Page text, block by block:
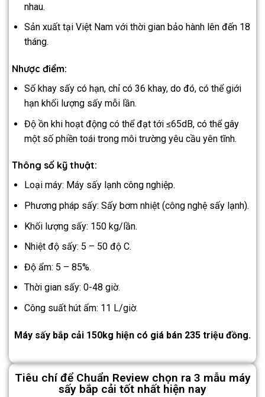
nhau.
Sản xuất tại Việt Nam với thời gian bảo hành lên đến 18
tháng.
Nhược điểm:
Số khay sấy có hạn, chỉ có 36 khay, do đó, có thể giới
hạn khối lượng sấy mỗi lần.
Độ ồn khi hoạt động có thể đạt tới ≤65dB, có thể gây
một số phiền toái trong môi trường yêu cầu yên tĩnh.
Thông số kỹ thuật:
Loại máy: Máy sấy lạnh công nghiệp.
Phương pháp sấy: Sấy bơm nhiệt (công nghệ sấy lạnh).
Khối lượng sấy: 150 kg/lần.
Nhiệt độ sấy: 5 – 50 độ C.
Độ ẩm: 5 – 85%.
Thời gian sấy: 0-48 giờ.
Công suất hút ẩm: 11 L/giờ.
Máy sấy bắp cải 150kg hiện có giá bán 235 triệu đồng.
Tiêu chí để Chuẩn Review chọn ra 3 mẫu máy
sấy bắp cải tốt nhất hiện nay